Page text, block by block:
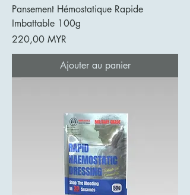
Pansement Hémostatique Rapide
Imbattable 100g
Prix
220,00 MYR
Ajouter au panier